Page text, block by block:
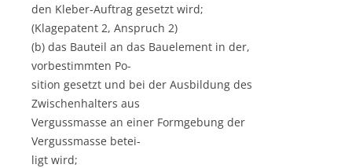
den Kleber-Auftrag gesetzt wird;
(Klagepatent 2, Anspruch 2)
(b) das Bauteil an das Bauelement in der,
vorbestimmten Po-
sition gesetzt und bei der Ausbildung des
Zwischenhalters aus
Vergussmasse an einer Formgebung der
Vergussmasse betei-
ligt wird;